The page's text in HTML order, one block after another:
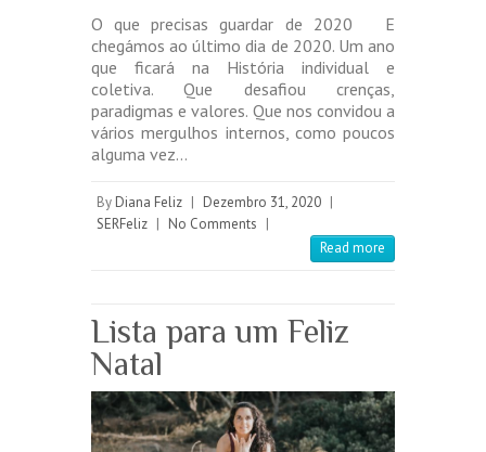
O que precisas guardar de 2020 E
chegámos ao último dia de 2020. Um ano
que ficará na História individual e
coletiva. Que desafiou crenças,
paradigmas e valores. Que nos convidou a
vários mergulhos internos, como poucos
alguma vez…
By Diana Feliz | Dezembro 31, 2020 |
SERFeliz | No Comments |
Read more
Lista para um Feliz
Natal